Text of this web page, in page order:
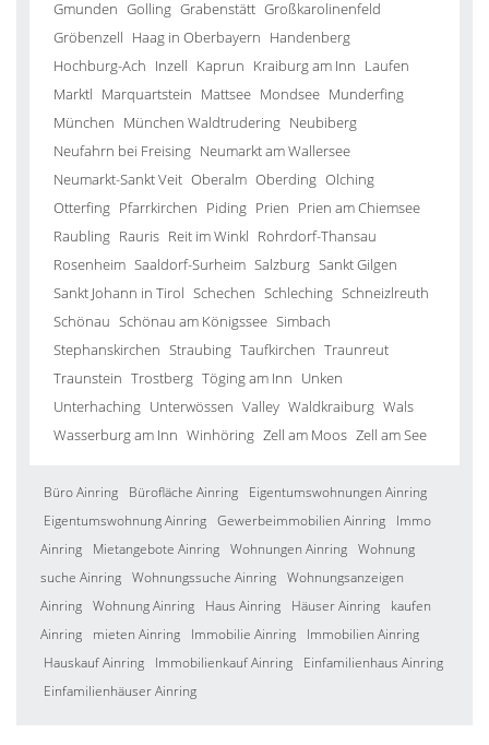
Gmunden Golling Grabenstätt Großkarolinenfeld
Gröbenzell Haag in Oberbayern Handenberg
Hochburg-Ach Inzell Kaprun Kraiburg am Inn Laufen
Marktl Marquartstein Mattsee Mondsee Munderfing
München München Waldtrudering Neubiberg
Neufahrn bei Freising Neumarkt am Wallersee
Neumarkt-Sankt Veit Oberalm Oberding Olching
Otterfing Pfarrkirchen Piding Prien Prien am Chiemsee
Raubling Rauris Reit im Winkl Rohrdorf-Thansau
Rosenheim Saaldorf-Surheim Salzburg Sankt Gilgen
Sankt Johann in Tirol Schechen Schleching Schneizlreuth
Schönau Schönau am Königssee Simbach
Stephanskirchen Straubing Taufkirchen Traunreut
Traunstein Trostberg Töging am Inn Unken
Unterhaching Unterwössen Valley Waldkraiburg Wals
Wasserburg am Inn Winhöring Zell am Moos Zell am See
Büro Ainring Bürofläche Ainring
Eigentumswohnungen Ainring
Eigentumswohnung Ainring Gewerbeimmobilien Ainring
Immo
Ainring
Mietangebote Ainring Wohnungen Ainring Wohnung
suche Ainring Wohnungssuche Ainring Wohnungsanzeigen
Ainring Wohnung Ainring Haus Ainring Häuser Ainring
kaufen
Ainring
mieten Ainring Immobilie Ainring
Immobilien Ainring
Hauskauf Ainring
Immobilienkauf Ainring
Einfamilienhaus Ainring
Einfamilienhäuser Ainring